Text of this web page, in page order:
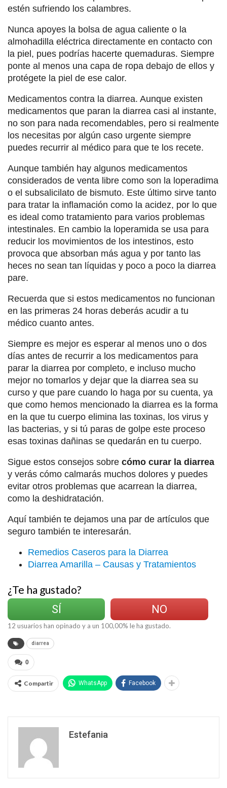
estén sufriendo los calambres.
Nunca apoyes la bolsa de agua caliente o la
almohadilla eléctrica directamente en contacto con
la piel, pues podrías hacerte quemaduras. Siempre
ponte al menos una capa de ropa debajo de ellos y
protégete la piel de ese calor.
Medicamentos contra la diarrea. Aunque existen
medicamentos que paran la diarrea casi al instante,
no son para nada recomendables, pero si realmente
los necesitas por algún caso urgente siempre
puedes recurrir al médico para que te los recete.
Aunque también hay algunos medicamentos
considerados de venta libre como son la loperadima
o el subsalicilato de bismuto. Este último sirve tanto
para tratar la inflamación como la acidez, por lo que
es ideal como tratamiento para varios problemas
intestinales. En cambio la loperamida se usa para
reducir los movimientos de los intestinos, esto
provoca que absorban más agua y por tanto las
heces no sean tan líquidas y poco a poco la diarrea
pare.
Recuerda que si estos medicamentos no funcionan
en las primeras 24 horas deberás acudir a tu
médico cuanto antes.
Siempre es mejor es esperar al menos uno o dos
días antes de recurrir a los medicamentos para
parar la diarrea por completo, e incluso mucho
mejor no tomarlos y dejar que la diarrea sea su
curso y que pare cuando lo haga por su cuenta, ya
que como hemos mencionado la diarrea es la forma
en la que tu cuerpo elimina las toxinas, los virus y
las bacterias, y si tú paras de golpe este proceso
esas toxinas dañinas se quedarán en tu cuerpo.
Sigue estos consejos sobre cómo curar la diarrea
y verás cómo calmarás muchos dolores y puedes
evitar otros problemas que acarrean la diarrea,
como la deshidratación.
Aquí también te dejamos una par de artículos que
seguro también te interesarán.
Remedios Caseros para la Diarrea
Diarrea Amarilla – Causas y Tratamientos
¿Te ha gustado?
SÍ
NO
12 usuarios han opinado y a un 100,00% le ha gustado.
diarrea
0
Compartir WhatsApp Facebook
Estefania